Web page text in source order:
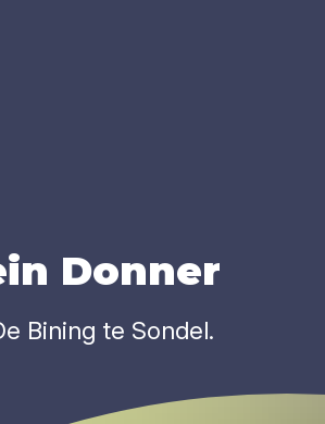
Don­ner
Bining te Sondel.